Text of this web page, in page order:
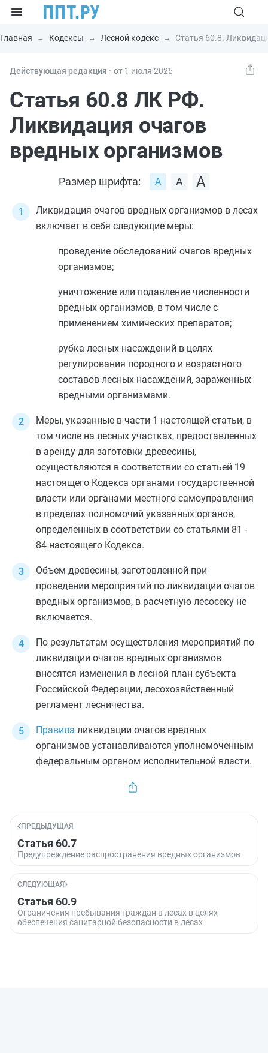
Главная Кодексы Лесной кодекс Статья 60.8.
Действующая редакция ⸱ от 1 июля 2026
Статья 60.8 ЛК РФ.
Ликвидация очагов
вредных организмов
Размер шрифта:
Ликвидация очагов вредных организмов в лесах
включает в себя следующие меры:
проведение обследований очагов вредных
организмов;
уничтожение или подавление численности
вредных организмов, в том числе с
применением химических препаратов;
рубка лесных насаждений в целях
регулирования породного и возрастного
составов лесных насаждений, зараженных
вредными организмами.
Меры, указанные в части 1 настоящей статьи, в
том числе на лесных участках, предоставленных
в аренду для заготовки древесины,
осуществляются в соответствии со статьей 19
настоящего Кодекса органами государственной
власти или органами местного самоуправления
в пределах полномочий указанных органов,
определенных в соответствии со статьями 81 -
84 настоящего Кодекса.
Объем древесины, заготовленной при
проведении мероприятий по ликвидации очагов
вредных организмов, в расчетную лесосеку не
включается.
По результатам осуществления мероприятий по
ликвидации очагов вредных организмов
вносятся изменения в лесной план субъекта
Российской Федерации, лесохозяйственный
регламент лесничества.
Правила ликвидации очагов вредных
организмов устанавливаются уполномоченным
федеральным органом исполнительной власти.
ПРЕДЫДУЩАЯ
Статья 60.7
Предупреждение распространения вредных организмов
СЛЕДУЮЩАЯ
Статья 60.9
Ограничения пребывания граждан в лесах в целях
обеспечения санитарной безопасности в лесах